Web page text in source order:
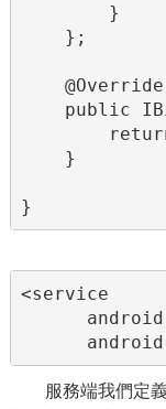
        }
    };
public
    }
}
<service
服務端我們定